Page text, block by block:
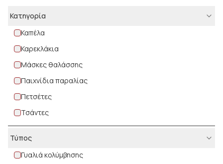
Κατηγορία
Καπέλα
Καρεκλάκια
Μάσκες θαλάσσης
Παιχνίδια παραλίας
Πετσέτες
Τσάντες
Φουσκωτά
Τύπος
Γυαλιά κολύμβησης